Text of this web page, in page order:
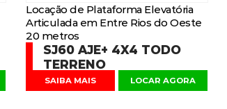
Locação de Plataforma Elevatória
Articulada em Entre Rios do Oeste
20 metros
SJ60 AJE+ 4X4 TODO
TERRENO
SAIBA MAIS LOCAR AGORA